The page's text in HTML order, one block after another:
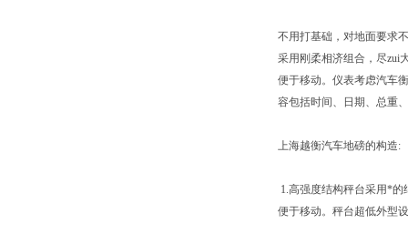
不用打基础，对地面要求
采用刚柔相济组合，尽zui
便于移动。仪表考虑汽车
容包括时间、日期、总重
上海越衡汽车地磅的构造:
1.高强度结构秤台采用*
便于移动。秤台超低外型